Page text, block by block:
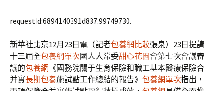
requestId:6894140391d837.99749730.
新華社北京12月23日電（記者包養網比較張泉）23日提請
十三屆全包養網單次國人大常委甜心花園會第七次會議審
議的包養網 《國務院關于生育保險和職工基本醫療保險合
并實長期包養施試點工作總結的報告》 包養網單次指出，